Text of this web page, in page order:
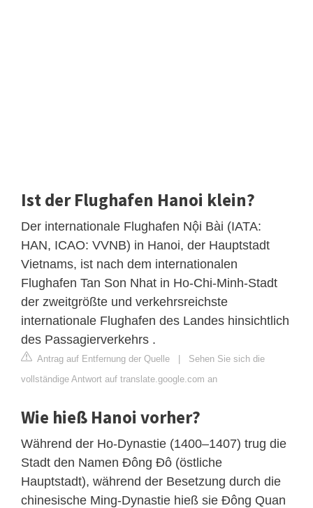
Ist der Flughafen Hanoi klein?
Der internationale Flughafen Nội Bài (IATA:
HAN, ICAO: VVNB) in Hanoi, der Hauptstadt
Vietnams, ist nach dem internationalen
Flughafen Tan Son Nhat in Ho-Chi-Minh-Stadt
der zweitgrößte und verkehrsreichste
internationale Flughafen des Landes hinsichtlich
des Passagierverkehrs .
Antrag auf Entfernung der Quelle | Sehen Sie sich die
vollständige Antwort auf translate.google.com an
Wie hieß Hanoi vorher?
Während der Ho-Dynastie (1400–1407) trug die
Stadt den Namen Đông Đô (östliche
Hauptstadt), während der Besetzung durch die
chinesische Ming-Dynastie hieß sie Đông Quan